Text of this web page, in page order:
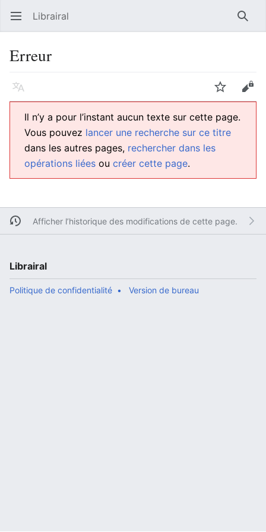
Ouvrir le menu principal Librairal
Erreur
Langue Suivre
Il n’y a pour l’instant aucun texte sur cette page.
Vous pouvez lancer une recherche sur ce titre
dans les autres pages, rechercher dans les
opérations liées ou créer cette page.
Afficher l’historique des modifications de cette page.
Librairal
Politique de confidentialité Version de bureau